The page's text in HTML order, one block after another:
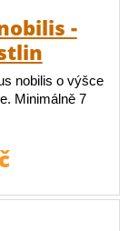
-
nobilis o výšce
Minimálně 7